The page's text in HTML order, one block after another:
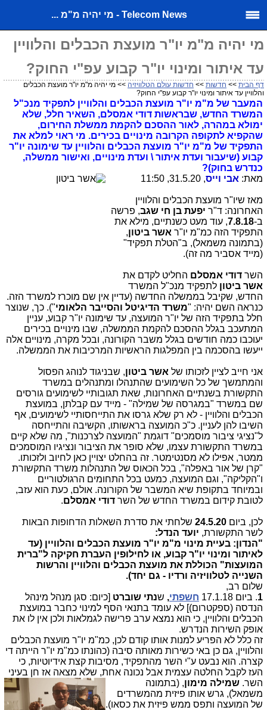
Telecom News - מי יהיה מ"מ ...
מי יהיה מ"מ יו"ר מועצת הכבלים והלוויין
עד איתור ומינוי יו"ר קבוע עפ"י החוק?
דף הבית >> חדשות >> חדשות עולם הטלוויזיה >> מי יהיה מ"מ יו"ר מועצת הכבלים
והלוויין עד איתור ומינוי יו"ר קבוע עפ"י החוק?
המעבר של מ"מ יו"ר מועצת הכבלים והלוויין לתפקיד מנכ"ל
המשרד החדש, שבראשות דודי אמסלם, השאיר חלל, שלא
ימולא במהרה, לאור ההסכם להקמת ממשלת החירום,
שהקפיא לתקופה הקרובה מינויים בכירים. מי ראוי למלא את
התפקיד של מ"מ יו"ר מועצת הכבלים והלוויין עד שימונה יו"ר
קבוע (שיעבור ועדת איתור \ ועדת מינויים, ואישור ממשלה,
כנדרש בחוק)?
מאת: אבי וייס, 31.5.20, 11:50
מאז שיו"ר מועצת הכבלים והלוויין
האחרונה: ד"ר יפעת בן חי שגב, פרשה
ב-7.8.18, עוד מעט כשנתיים, מילא את
התפקיד הזה כמ"מ יו"ר אשר ביטון,
(בתמונה משמאל), ב"הטלת תפקיד"
(מייד אסביר מה זה).
השר דודי אמסלם החליט לקדם את
אשר ביטון לתפקיד מנכ"ל המשרד
החדש, שקיבל בממשלה החדשה (עדיין אין שם מוכרז למשרד הזה.
כנראה השם יהיה: "משרד הדיגיטל והסייבר הלאומי"). כך, שנוצר
חלל בתפקיד הזה של יו"ר המועצה, עד שימונה יו"ר קבוע, עניין
המתעכב בגלל ההסכם להקמת הממשלה, שבו מינויים בכירים
יעוכבו כמה חודשים בגלל משבר הקורונה, ובכל מקרה, מינויים אלה
ייעשו בהסכמה בין המפלגות הראשיות המרכיבות את הממשלה.
אני חייב לציין לזכותו של אשר ביטון, שבניגוד לנוהג הפסול
והמתמשך של כל השימועים שהתנהלו ומתנהלים במשרד
התקשורת בשנתיים האחרונות, שאת תגובותיי לשימועים גורסים
שם במשרד "במגרסה של שמילה" - מייד עם קבלתן, במועצת
הכבלים והלוויין - לא רק שלא גרסו את התייחסותיי לשימועים, אף
השיבו להן לעניין. כ"כ המועצה בראשותו, הקשיבה והתייחסה
ל"נציגי ציבור מוסמכים" דוגמת "המועצה לצרכנות", מה שלא קיים
במשרד התקשורת עצמו, שלא סופר את הציבור ונציגיו המוסמכים
ממטר, אפילו לא מסנטימטר. זה בהחלט יצויין כאן לחיוב ולזכותו.
"קרן של אור באפלה", בכל הכאוס של התנהלות משרד התקשורת
ו"הקליקה", וגם המועצה, כמעט בכל התחומים הרגולטוריים
ובמיוחד בתקופת שיא המשבר של הקורונה. אולם, כעת הוא עזב,
לטובת קידום במשרד החדש של השר דודי אמסלם.
לכן, ביום 24.5.20 שלחתי את סדרת השאלות הדחופות הבאות
לשר התקשורת, יועד הנדל:
"הנדון: בעיית מינוי מ"מ יו"ר מועצת הכבלים והלוויין (עד
לאיתור ומינוי יו"ר קבוע, או לחילופין העברת חקיקה ל"ברית
המועצות" הכוללת את מועצת הכבלים והלוויין והרשות
השנייה לטלוויזיה ורדיו - גם יחד).
שלום רב,
1. ביום 17.1.18 חשפתי, שנתי שוברט [כיום: סגן מנהל מינהל
הנדסה (ספקטרום)] לא עומד בתנאי הסף למינוי כחבר במועצת
הכבלים והלוויין, כי הוא נמצא ערב פרישה לגמלאות ולכן אין לו את
אופק השירות הנדרש.
זה כלל לא הפריע למנות אותו קודם לכן, כמ"מ יו"ר מועצת הכבלים
והלוויין, גם כן באי כשירות מאותה סיבה (כהונתו כמ"מ יו"ר הייתה די
קצרה. הוא נבעט ע"י השר מהתפקיד, מסיבות קצת אידיוטיות, כי
העז לקבל החלטה עצמית אבל נכונה אחת, שלא מצאה אז חן בעיני
השר. שמילה מימון, (בתמונה
משמאל), גרש אותו פיזית מהמשרדים
של המועצה ותפס ממש פיזית את כסאו).